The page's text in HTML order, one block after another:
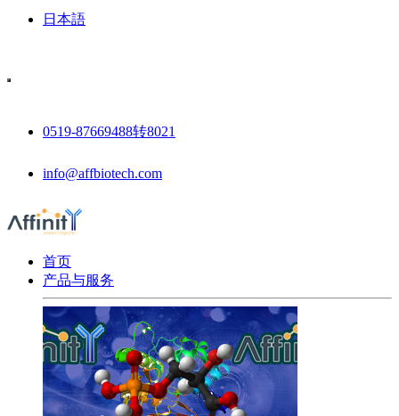
日本語
0519-87669488转8021
info@affbiotech.com
首页
产品与服务